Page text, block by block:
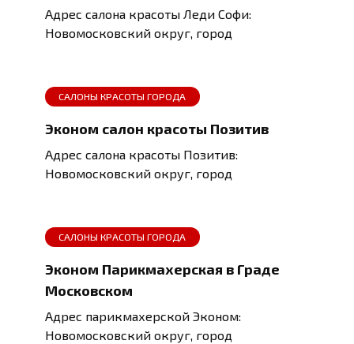
Адрес салона красоты Леди Софи:
Новомосковский округ, город
САЛОНЫ КРАСОТЫ ГОРОДА
Эконом салон красоты Позитив
Адрес салона красоты Позитив:
Новомосковский округ, город
САЛОНЫ КРАСОТЫ ГОРОДА
Эконом Парикмахерская в Граде
Московском
Адрес парикмахерской Эконом:
Новомосковский округ, город